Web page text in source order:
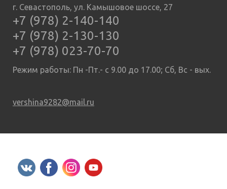
г. Севастополь, ул. Камышовое шоссе, 27
+7 (978) 2-140-140
+7 (978) 2-130-130
+7 (978) 023-70-70
Режим работы: Пн -Пт.- с 9.00 до 17.00; Сб, Вс - вых.
vershina9282@mail.ru